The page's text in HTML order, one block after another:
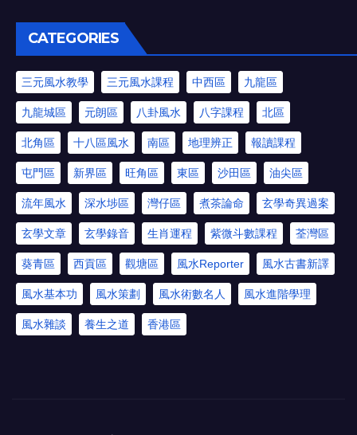
CATEGORIES
三元風水教學 三元風水課程 中西區 九龍區
九龍城區 元朗區 八卦風水 八字課程 北區
北角區 十八區風水 南區 地理辨正 報讀課程
屯門區 新界區 旺角區 東區 沙田區 油尖區
流年風水 深水埗區 灣仔區 煮茶論命 玄學奇異過案
玄學文章 玄學錄音 生肖運程 紫微斗數課程 荃灣區
葵青區 西貢區 觀塘區 風水Reporter 風水古書新譯
風水基本功 風水策劃 風水術數名人 風水進階學理
風水雜談 養生之道 香港區